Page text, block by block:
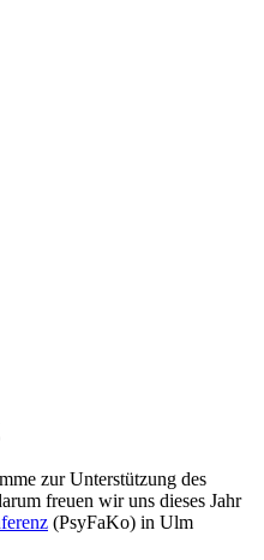
zur Unterstützung des
freuen wir uns dieses Jahr
(PsyFaKo) in Ulm